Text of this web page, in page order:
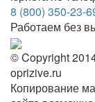
8 (800) 350-23-
Работаем без
© Copyright
oprizive.ru
Копирование